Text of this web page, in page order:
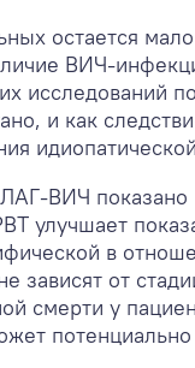
остается
ВИЧ-
исследований
и как
ВИЧ показано
улучшает
в
зависят от
смерти у